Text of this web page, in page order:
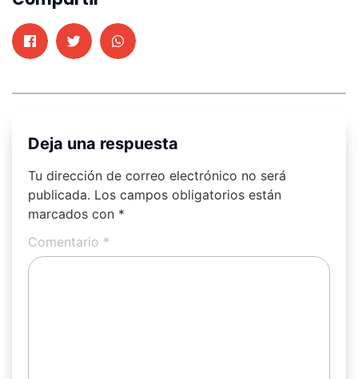
Deja una respuesta
Tu dirección de correo electrónico no será
publicada. Los campos obligatorios están
marcados con *
Comentario *